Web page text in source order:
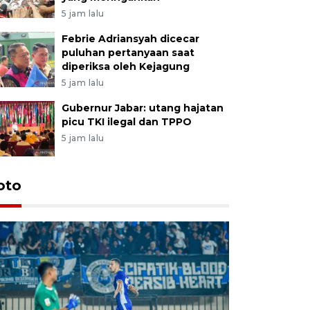
5 jam lalu
Febrie Adriansyah dicecar
puluhan pertanyaan saat
diperiksa oleh Kejagung
5 jam lalu
Gubernur Jabar: utang hajatan
picu TKI ilegal dan TPPO
5 jam lalu